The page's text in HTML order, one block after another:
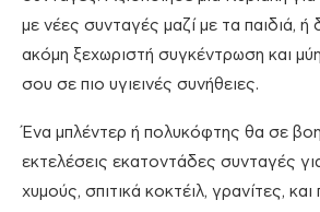
με νέες συνταγές μαζί με τα παιδιά, ή
ακόμη ξεχωριστή συγκέντρωση και
σου σε πιο υγιεινές συνήθειες.
Ένα μπλέντερ ή πολυκόφτης θα σε
εκτελέσεις εκατοντάδες συνταγές
χυμούς, σπιτικά κοκτέιλ, γρανίτες,